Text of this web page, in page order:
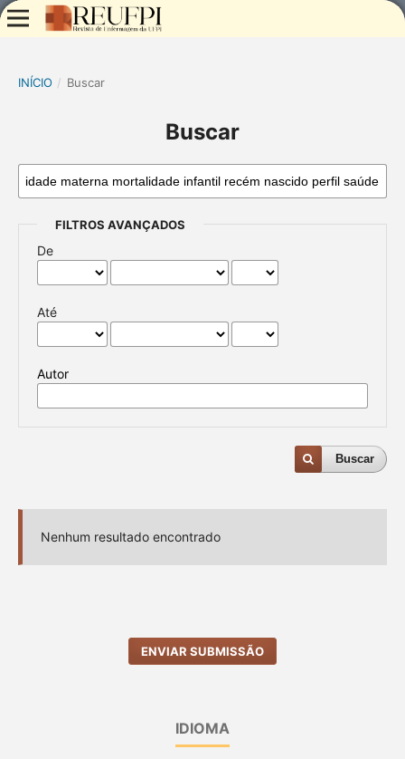
INÍCIO / Buscar
Buscar
FILTROS AVANÇADOS
De
Até
Autor
Buscar
Nenhum resultado encontrado
ENVIAR SUBMISSÃO
IDIOMA